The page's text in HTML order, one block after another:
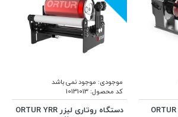
دستگاه روتاری لیزر ORTUR
موجودی: موجود نمی باشد
کد محصول:10131013
دستگاه روتاری لیزر ORTUR YRR